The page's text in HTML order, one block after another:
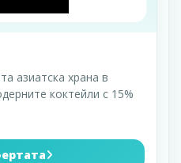
азиатска храна в
коктейли с 15%